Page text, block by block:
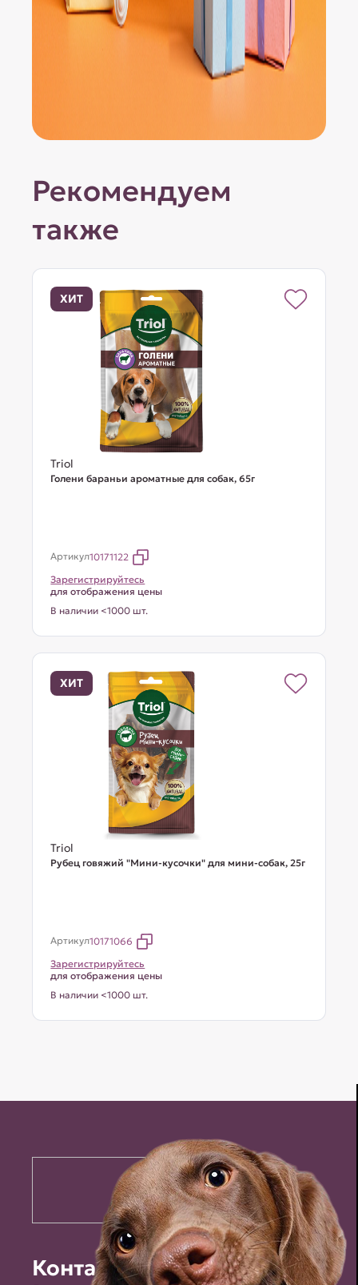
Рекомендуем
также
ХИТ
Triol
Голени бараньи ароматные для собак, 65г
Артикул10171122
Зарегистрируйтесь
для отображения цены
В наличии <1000 шт.
ХИТ
Triol
Рубец говяжий "Мини-кусочки" для мини-собак, 25г
Артикул10171066
Зарегистрируйтесь
для отображения цены
В наличии <1000 шт.
Контакты